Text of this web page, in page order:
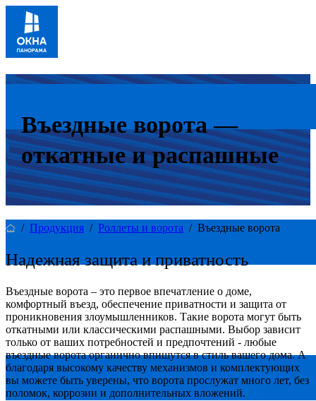
Въездные ворота —
откатные и распашные
/ Продукция / Роллеты и ворота / Въездные ворота
Надежная защита и приватность
Въездные ворота – это первое впечатление о доме,
комфортный въезд, обеспечение приватности и защита от
проникновения злоумышленников. Такие ворота могут быть
откатными или классическими распашными. Выбор зависит
только от ваших потребностей и предпочтений - любые
въездные ворота органично впишутся в стиль вашего дома. А
благодаря высокому качеству механизмов и комплектующих
вы можете быть уверены, что ворота прослужат много лет, без
поломок, коррозии и дополнительных вложений.